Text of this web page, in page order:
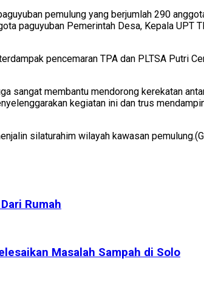
pemulung yang berjumlah 290
paguyuban Pemerintah Desa, Kepala UPT
pencemaran TPA dan PLTSA Putri
sangat membantu mendorong kerekatan
kegiatan ini dan trus
silaturahim wilayah kawasan
Rumah
Masalah Sampah di Solo